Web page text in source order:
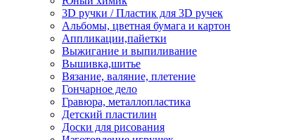
3D ручки / Пластик для 3D ручек
Альбомы, цветная бумага и картон
Аппликации,пайетки
Выжигание и выпиливание
Вышивка,шитье
Вязание, валяние, плетение
Гончарное дело
Гравюра, металлопластика
Детский пластилин
Доски для рисования